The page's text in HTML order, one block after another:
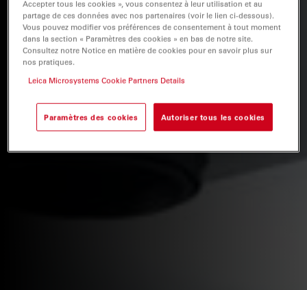
Accepter tous les cookies », vous consentez à leur utilisation et au
partage de ces données avec nos partenaires (voir le lien ci-dessous).
Vous pouvez modifier vos préférences de consentement à tout moment
dans la section « Paramètres des cookies » en bas de notre site.
Consultez notre Notice en matière de cookies pour en savoir plus sur
nos pratiques.
Leica Microsystems Cookie Partners Details
Paramètres des cookies Autoriser tous les cookies